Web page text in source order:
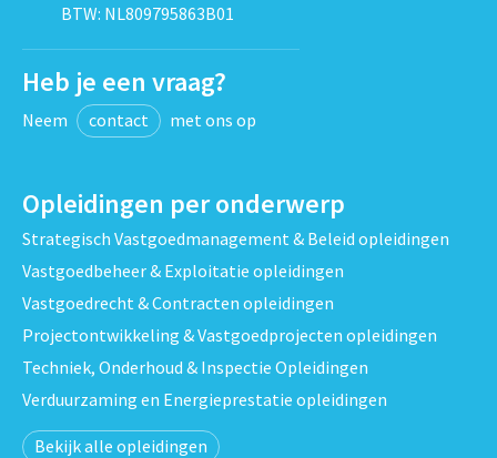
BTW: NL809795863B01
Heb je een vraag?
Neem contact met ons op
Opleidingen per onderwerp
Strategisch Vastgoedmanagement & Beleid opleidingen
Vastgoedbeheer & Exploitatie opleidingen
Vastgoedrecht & Contracten opleidingen
Projectontwikkeling & Vastgoedprojecten opleidingen
Techniek, Onderhoud & Inspectie Opleidingen
Verduurzaming en Energieprestatie opleidingen
Bekijk alle opleidingen